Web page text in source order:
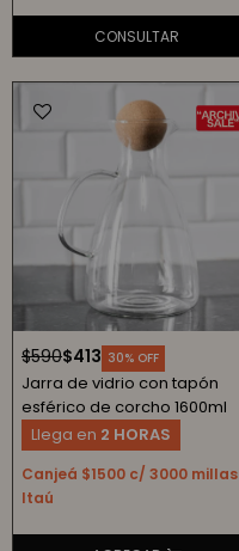
$413
$590 30
Jarra de vidrio con tapón
esférico de corcho 1600ml
Canjeá $1500 c/ 3000 millas
Itaú
Llega en 2 HORAS